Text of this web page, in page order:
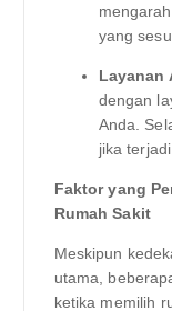
yang
Layanan
dengan
Anda.
jika
Faktor yang
Rumah Sakit
Meskipun
utama,
ketika memilih